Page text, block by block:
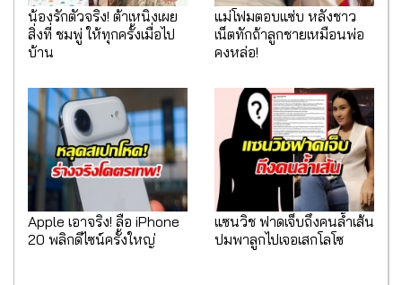
น้องรักตัวจริง! ต้าเหนิงเผย
สิ่งที่ ชมพู่ ให้ทุกครั้งเมื่อไป
บ้าน
แม่โฟมตอบแซ่บ หลังชาว
เน็ตทักถ้าลูกชายเหมือนพ่อ
คงหล่อ!
Apple เอาจริง! ลือ iPhone
20 พลิกดีไซน์ครั้งใหญ่
แซนวิช ฟาดเจ็บถึงคนล้ำเส้น
ปมพาลูกไปเจอเสกโลโซ